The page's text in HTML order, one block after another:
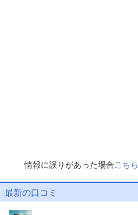
情報に誤りがあった場合こちら
最新の口コミ